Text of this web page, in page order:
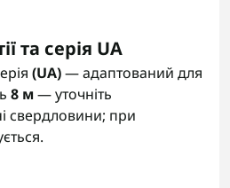
та серія UA
(UA)— адаптований для
8 м— уточніть
свердловини; при